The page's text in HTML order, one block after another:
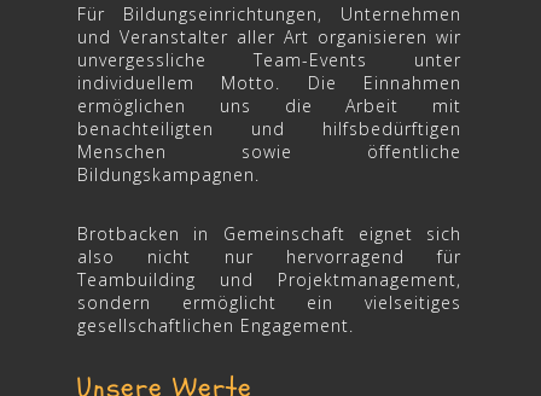
Für Bildungseinrichtungen, Unternehmen
und Veranstalter aller Art organisieren wir
unvergessliche Team-Events unter
individuellem Motto. Die Einnahmen
ermöglichen uns die Arbeit mit
benachteiligten und hilfsbedürftigen
Menschen sowie öffentliche
Bildungskampagnen.
Brotbacken in Gemeinschaft eignet sich
also nicht nur hervorragend für
Teambuilding und Projektmanagement,
sondern ermöglicht ein vielseitiges
gesellschaftlichen Engagement.
Unsere Werte